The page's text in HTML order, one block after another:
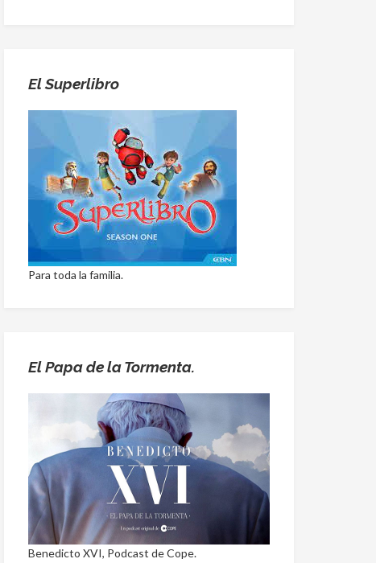
El Superlibro
Para toda la familia.
El Papa de la Tormenta.
Benedicto XVI, Podcast de Cope.